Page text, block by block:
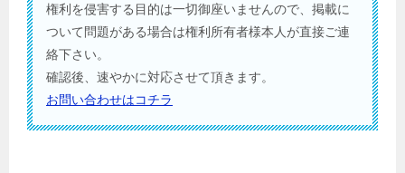
権利を侵害する目的は一切御座いませんので、掲載に
ついて問題がある場合は権利所有者様本人が直接ご連
絡下さい。
確認後、速やかに対応させて頂きます。
お問い合わせはコチラ